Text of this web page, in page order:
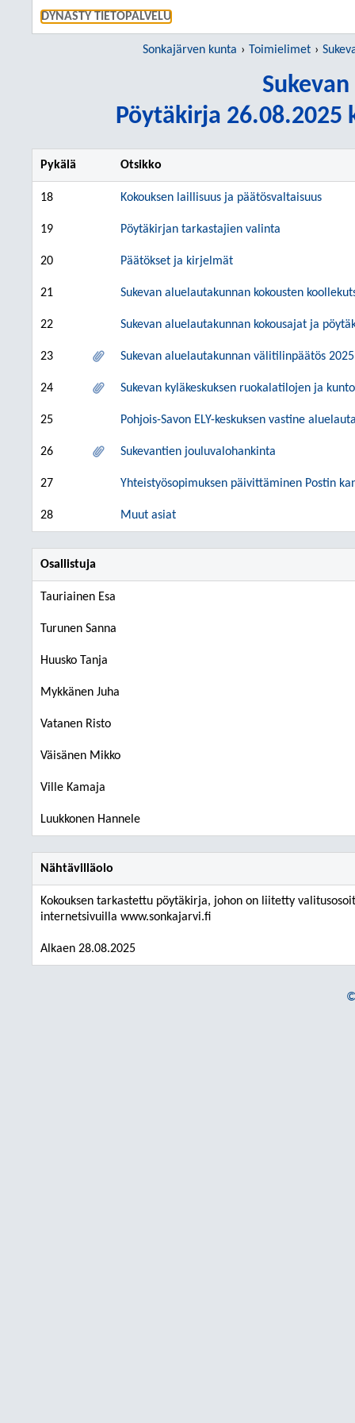
DYNASTY TIETOPALVELU
Sonkajärven kunta Toimielimet
Pöytäkirja 26.08.2025
Pykälä Otsikko
18 Kokouksen laillisuus ja päätösvaltaisuus
19 Pöytäkirjan tarkastajien valinta
20 Päätökset ja kirjelmät
21 Sukevan aluelautakunnan kokousten
22 Sukevan aluelautakunnan kokousajat ja
23 Sukevan aluelautakunnan välitilinpäätös 2025
24 Sukevan kyläkeskuksen ruokalatilojen ja
25 Pohjois-Savon ELY-keskuksen vastine
26 Sukevantien jouluvalohankinta
27 Yhteistyösopimuksen päivittäminen Postin
28 Muut asiat
Osallistuja
Tauriainen Esa
Turunen Sanna
Huusko Tanja
Mykkänen Juha
Vatanen Risto
Väisänen Mikko
Ville Kamaja
Luukkonen Hannele
Nähtävilläolo
Kokouksen tarkastettu pöytäkirja, johon on liitetty
internetsivuilla www.sonkajarvi.fi
Alkaen 28.08.2025